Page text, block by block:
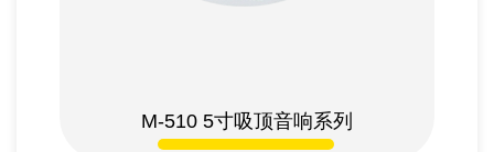
M-510 5寸吸顶音响系列